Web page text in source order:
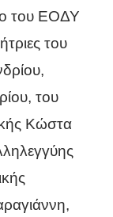
του ΕΟΔΥ
του
του
Κώστα